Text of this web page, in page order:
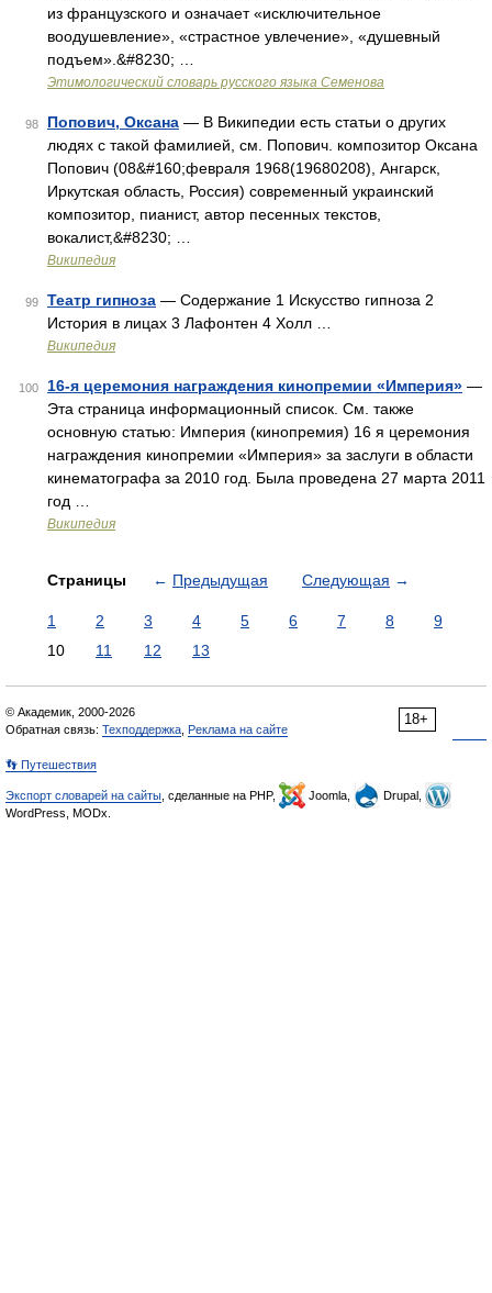
из французского и означает «исключительное
воодушевление», «страстное увлечение», «душевный
подъем».&#8230; …
Этимологический словарь русского языка Семенова
98 Попович, Оксана — В Википедии есть статьи о других
людях с такой фамилией, см. Попович. композитор Оксана
Попович (08&#160;февраля 1968(19680208), Ангарск,
Иркутская область, Россия) современный украинский
композитор, пианист, автор песенных текстов,
вокалист,&#8230; …
Википедия
99 Театр гипноза — Содержание 1 Искусство гипноза 2
История в лицах 3 Лафонтен 4 Холл …
Википедия
100 16-я церемония награждения кинопремии «Империя» —
Эта страница информационный список. См. также
основную статью: Империя (кинопремия) 16 я церемония
награждения кинопремии «Империя» за заслуги в области
кинематографа за 2010 год. Была проведена 27 марта 2011
год …
Википедия
Страницы ← Предыдущая Следующая →
1 2 3 4 5 6 7 8
9
10
11 12 13
18+
© Академик, 2000-2026
Обратная связь: Техподдержка Реклама на сайте
👣 Путешествия
Экспорт словарей на сайты , сделанные на PHP, Joomla,
Drupal,
WordPress, MODx.